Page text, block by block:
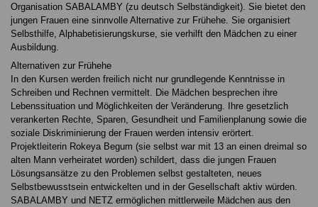
Organisation SABALAMBY (zu deutsch Selbständigkeit). Sie bietet den
jungen Frauen eine sinnvolle Alternative zur Frühehe. Sie organisiert
Selbsthilfe, Alphabetisierungskurse, sie verhilft den Mädchen zu einer
Ausbildung.
Alternativen zur Frühehe
In den Kursen werden freilich nicht nur grundlegende Kenntnisse in
Schreiben und Rechnen vermittelt. Die Mädchen besprechen ihre
Lebenssituation und Möglichkeiten der Veränderung. Ihre gesetzlich
verankerten Rechte, Sparen, Gesundheit und Familienplanung sowie die
soziale Diskriminierung der Frauen werden intensiv erörtert.
Projektleiterin Rokeya Begum (sie selbst war mit 13 an einen dreimal so
alten Mann verheiratet worden) schildert, dass die jungen Frauen
Lösungsansätze zu den Problemen selbst gestalteten, neues
Selbstbewusstsein entwickelten und in der Gesellschaft aktiv würden.
SABALAMBY und NETZ ermöglichen mittlerweile Mädchen aus den